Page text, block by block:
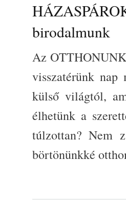
birodalmunk
Az
visszatérünk
külső világtól,
élhetünk a
túlzottan? Nem
börtönünkké